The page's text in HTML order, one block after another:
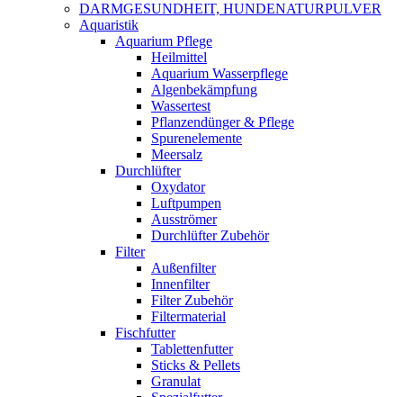
DARMGESUNDHEIT, HUNDENATURPULVER
Aquaristik
Aquarium Pflege
Heilmittel
Aquarium Wasserpflege
Algenbekämpfung
Wassertest
Pflanzendünger & Pflege
Spurenelemente
Meersalz
Durchlüfter
Oxydator
Luftpumpen
Ausströmer
Durchlüfter Zubehör
Filter
Außenfilter
Innenfilter
Filter Zubehör
Filtermaterial
Fischfutter
Tablettenfutter
Sticks & Pellets
Granulat